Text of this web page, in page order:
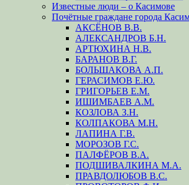
Известные люди – о Касимове
Почётные граждане города
АКСЁНОВ В.В.
АЛЕКСАНДРОВ Б.Н.
АРТЮХИНА Н.В.
БАРАНОВ В.Г.
БОЛЬШАКОВА А.П.
ГЕРАСИМОВ Е.Ю.
ГРИГОРЬЕВ Е.М.
ИШИМБАЕВ А.М.
КОЗЛОВА З.Н.
КОЛПАКОВА М.Н.
ЛАПИНА Г.В.
МОРОЗОВ Г.С.
ПАЛФЁРОВ В.А.
ПОДШИВАЛКИНА М.А.
ПРАВДОЛЮБОВ В.С.